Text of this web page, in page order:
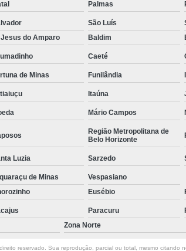
Palmas
São Luís
do Amparo Baldim
Caeté
de Minas Funilândia
Itaúna
Mário Campos
Região Metropolitana de
Belo Horizonte
Luzia Sarzedo
de Minas
Vespasiano
Eusébio
Paracuru
Zona Norte
reservado. Sua reprodução, parcial ou total, mesmo